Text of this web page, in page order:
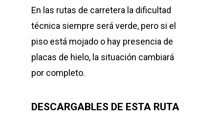
En las rutas de carretera la dificultad
técnica siempre será verde, pero si el
piso está mojado o hay presencia de
placas de hielo, la situación cambiará
por completo.
DESCARGABLES DE ESTA RUTA